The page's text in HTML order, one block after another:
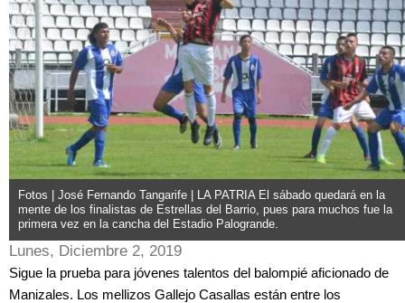
Fotos | José Fernando Tangarife | LA PATRIA El sábado quedará en la
mente de los finalistas de Estrellas del Barrio, pues para muchos fue la
primera vez en la cancha del Estadio Palogrande.
Lunes, Diciembre 2, 2019
Sigue la prueba para jóvenes talentos del balompié aficionado de
Manizales. Los mellizos Gallejo Casallas están entre los